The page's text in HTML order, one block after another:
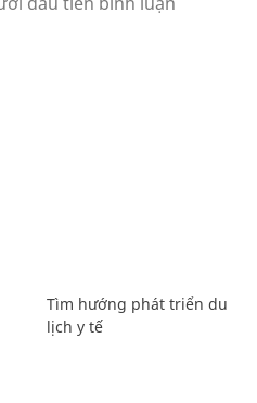
Tìm hướng phát triển du
lịch y tế